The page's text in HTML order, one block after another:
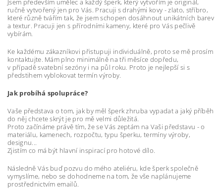
Jsem především umělec a každý šperk, který vytvořím je originál,
ručně vytvořený jen pro Vás. Pracuji s drahými kovy - zlato, stříbro,
které různě tvářím tak, že jsem schopen dosáhnout unikátních barev
a textur. Pracuji jen s přírodními kameny, které pro Vás pečlivě
vybírám.
Ke každému zákazníkovi přistupuji individuálně, proto se mě prosím
kontaktujte. Mám plno minimálně na tři měsíce dopředu,
v případě svatební sezóny i na půl roku. Proto je nejlepší si s
předstihem vyblokovat termín výroby.
Jak probíhá spolupráce?
Vaše představa o tom, jak by měl šperk zhruba vypadat a jaký příběh
do něj chcete skrýt je pro mě velmi důležitá.
Proto začínáme právě tím, že se Vás zeptám na Vaši představu - o
materiálu, kamenech, rozpočtu, typu šperku, termíny výroby,
designu...
Zjistím co má být hlavní inspirací pro hotové dílo.
Následně Vás buď pozvu do mého ateliéru, kde šperk společně
vymyslíme, nebo se dohodneme na tom, že vše naplánujeme
prostřednictvím emailů.